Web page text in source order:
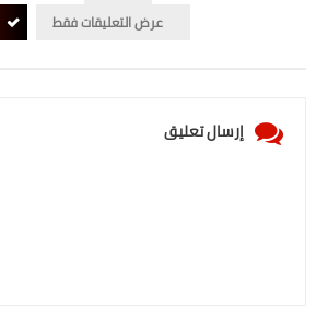
صحة وطبعرض التعليقات فقط
إرسال تعليق